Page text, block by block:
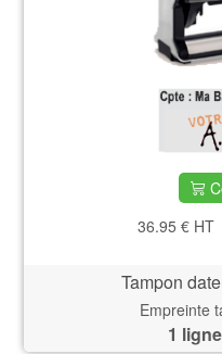
36.95 € HT
Tampon
Empreinte
1